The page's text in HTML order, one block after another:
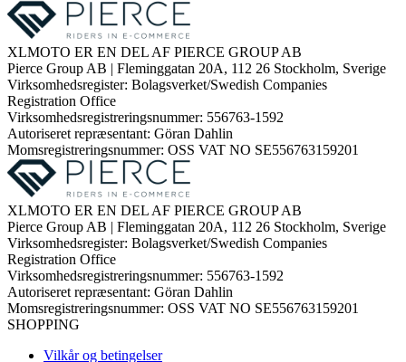
XLMOTO ER EN DEL AF PIERCE GROUP AB
Pierce Group AB | Fleminggatan 20A, 112 26 Stockholm, Sverige
Virksomhedsregister: Bolagsverket/Swedish Companies
Registration Office
Virksomhedsregistreringsnummer: 556763-1592
Autoriseret repræsentant: Göran Dahlin
Momsregistreringsnummer: OSS VAT NO SE556763159201
XLMOTO ER EN DEL AF PIERCE GROUP AB
Pierce Group AB | Fleminggatan 20A, 112 26 Stockholm, Sverige
Virksomhedsregister: Bolagsverket/Swedish Companies
Registration Office
Virksomhedsregistreringsnummer: 556763-1592
Autoriseret repræsentant: Göran Dahlin
Momsregistreringsnummer: OSS VAT NO SE556763159201
SHOPPING
Vilkår og betingelser